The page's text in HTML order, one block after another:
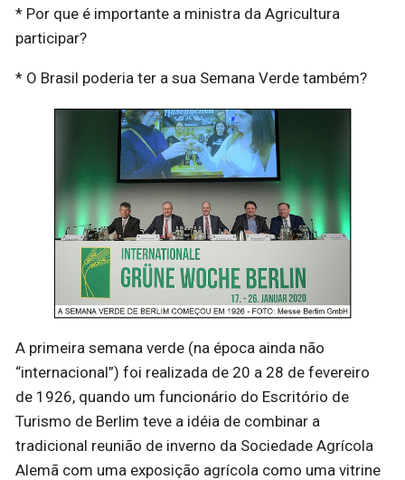
* Por que é importante a ministra da Agricultura
participar?
* O Brasil poderia ter a sua Semana Verde também?
A primeira semana verde (na época ainda não
“internacional”) foi realizada de 20 a 28 de fevereiro
de 1926, quando um funcionário do Escritório de
Turismo de Berlim teve a idéia de combinar a
tradicional reunião de inverno da Sociedade Agrícola
Alemã com uma exposição agrícola como uma vitrine